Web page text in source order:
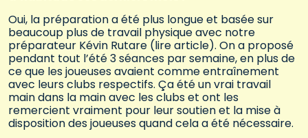
Oui, la préparation a été plus longue et basée sur
beaucoup plus de travail physique avec notre
préparateur Kévin Rutare (lire article). On a proposé
pendant tout l’été 3 séances par semaine, en plus de
ce que les joueuses avaient comme entraînement
avec leurs clubs respectifs. Ça été un vrai travail
main dans la main avec les clubs et ont les
remercient vraiment pour leur soutien et la mise à
disposition des joueuses quand cela a été nécessaire.